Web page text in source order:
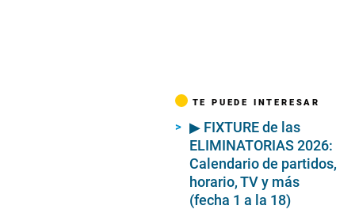
TE PUEDE INTERESAR
▶ FIXTURE de las
ELIMINATORIAS 2026:
Calendario de partidos,
horario, TV y más
(fecha 1 a la 18)